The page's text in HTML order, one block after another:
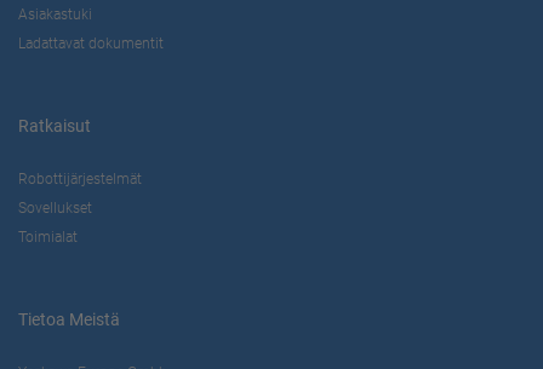
Asiakastuki
Ladattavat dokumentit
Ratkaisut
Robottijärjestelmät
Sovellukset
Toimialat
Tietoa Meistä